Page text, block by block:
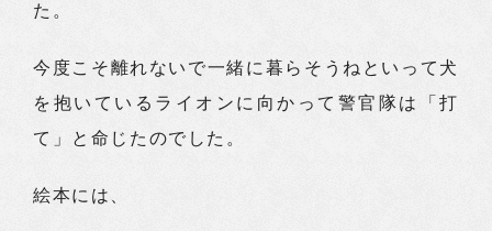
た。
今度こそ離れないで一緒に暮らそうねといって犬
を抱いているライオンに向かって警官隊は「打
て」と命じたのでした。
絵本には、